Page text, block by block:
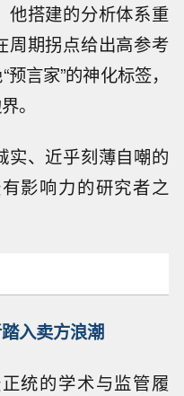
他搭建的分析体系重
周期拐点给出高参考
言家”的神化标签，
。
实、近乎刻薄自嘲的
影响力的研究者之
入卖方浪潮
统的学术与监管履